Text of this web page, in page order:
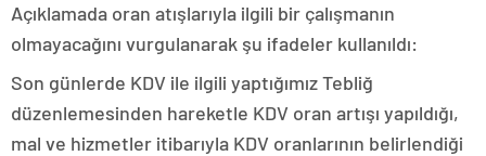
Açıklamada oran atışlarıyla ilgili bir çalışmanın
olmayacağını vurgulanarak şu ifadeler kullanıldı:
Son günlerde KDV ile ilgili yaptığımız Tebliğ
düzenlemesinden hareketle KDV oran artışı yapıldığı,
mal ve hizmetler itibarıyla KDV oranlarının belirlendiği